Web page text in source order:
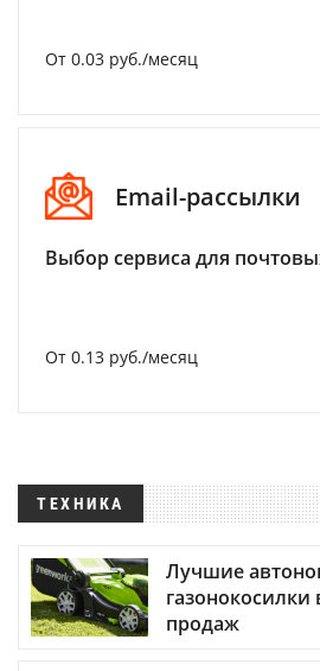
От 0.03 руб./месяц
Email-рассылки
Выбор сервиса для
От 0.13 руб./месяц
ТЕХНИКА
Лучшие
газонокосилки
продаж